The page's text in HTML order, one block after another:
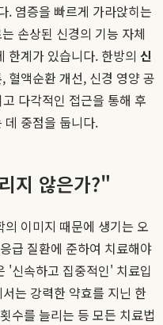
. 염증을 빠르게 가라앉히는
손상된 신경의 기능 자체
한계가 있습니다. 한방의 신
혈액순환 개선, 신경 영양 공
다각적인 접근을 통해 후
데 중점을 둡니다.
지 않은가?"
이미지 때문에 생기는 오
급 질환에 준하여 치료해야
'신속하고 집중적인' 치료입
는 강력한 약효를 지닌 한
수를 늘리는 등 모든 치료법